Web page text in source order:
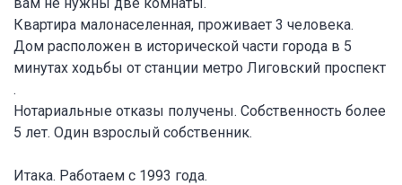
Квартира малонаселенная, проживает 3 человека.
Дом расположен в исторической части города в 5
минутах ходьбы от станции метро Лиговский проспект
.
Нотариальные отказы получены. Собственность более
5 лет. Один взрослый собственник.
Итака. Работаем с 1993 года.